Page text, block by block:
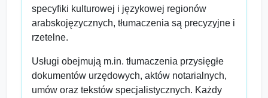
specyfiki kulturowej i językowej regionów
arabskojęzycznych, tłumaczenia są precyzyjne i
rzetelne.
Usługi obejmują m.in. tłumaczenia przysięgłe
dokumentów urzędowych, aktów notarialnych,
umów oraz tekstów specjalistycznych. Każdy